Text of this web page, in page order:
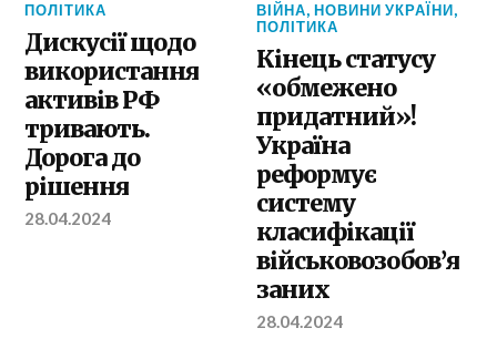
ПОЛІТИКА
Дискусії щодо
використання
активів РФ
тривають.
Дорога до
рішення
28.04.2024
ВІЙНА,НОВИНИ УКРАЇНИ,
ПОЛІТИКА
Кінець статусу
«обмежено
придатний»!
Україна
реформує
систему
класифікації
військовозобов’я
заних
28.04.2024